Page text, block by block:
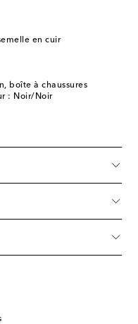
en cuir
boîte à chaussures
: Noir/Noir